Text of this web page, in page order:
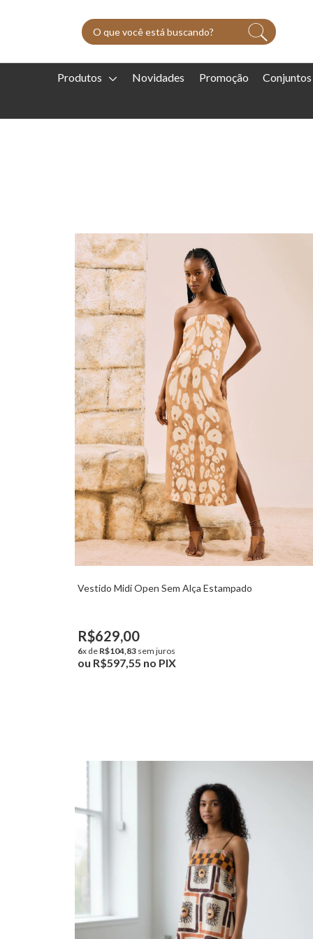
Produtos Novidades Promoção Conjuntos
Vestido Midi Open Sem Alça Estampado
R$629,00
6x de R$104,83 sem juros
ou R$597,55 no PIX